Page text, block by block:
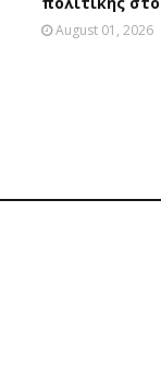
August 01, 2026